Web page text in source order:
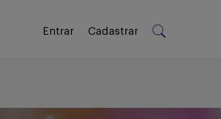
Entrar Cadastrar